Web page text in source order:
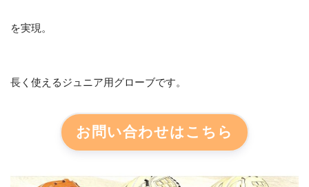
を実現。
長く使えるジュニア用グローブです。
お問い合わせはこちら